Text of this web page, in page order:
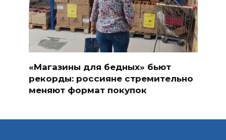
«Магазины для бедных» бьют
рекорды: россияне стремительно
меняют формат покупок